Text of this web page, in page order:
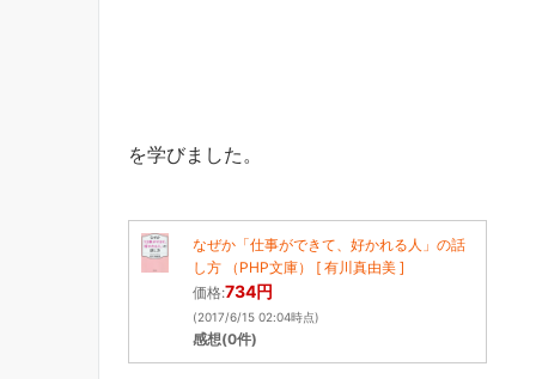
を学びました。
なぜか「仕事ができて、好かれる人」の話
し方 （PHP文庫） [ 有川真由美 ]
価格:734円
(2017/6/15 02:04時点)
感想(0件)